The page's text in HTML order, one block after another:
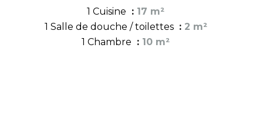
1 Cuisine
17 m²
1 Salle de douche / toilettes
2 m²
1 Chambre
10 m²